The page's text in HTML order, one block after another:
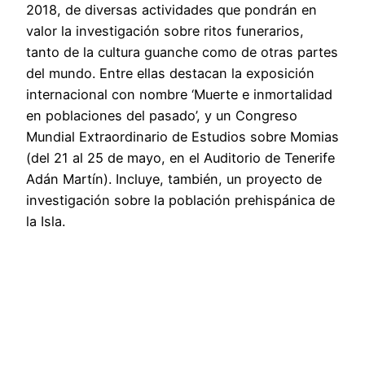
2018, de diversas actividades que pondrán en
valor la investigación sobre ritos funerarios,
tanto de la cultura guanche como de otras partes
del mundo. Entre ellas destacan la exposición
internacional con nombre ‘Muerte e inmortalidad
en poblaciones del pasado’, y un Congreso
Mundial Extraordinario de Estudios sobre Momias
(del 21 al 25 de mayo, en el Auditorio de Tenerife
Adán Martín). Incluye, también, un proyecto de
investigación sobre la población prehispánica de
la Isla.